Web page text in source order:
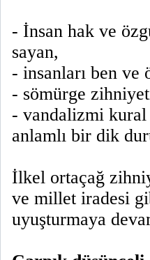
- İnsan hak ve
sayan,
- insanları ben ve
- sömürge
- vandalizmi kural
anlamlı bir dik
İlkel ortaçağ
ve millet iradesi
uyuşturmaya